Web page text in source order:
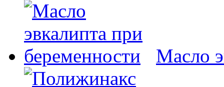
Масло